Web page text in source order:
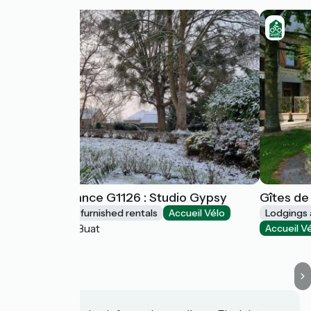
Gîtes de France G1126 : Studio Gypsy
Lodgings and furnished rentals Accueil Vélo
Isigny-le-Buat
Gîtes
Lodgings
Accueil